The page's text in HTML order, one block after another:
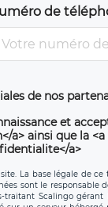
de
de nos
et
a> ainsi que la
a>
La base légale de ce
sont le responsable
traitant Scalingo